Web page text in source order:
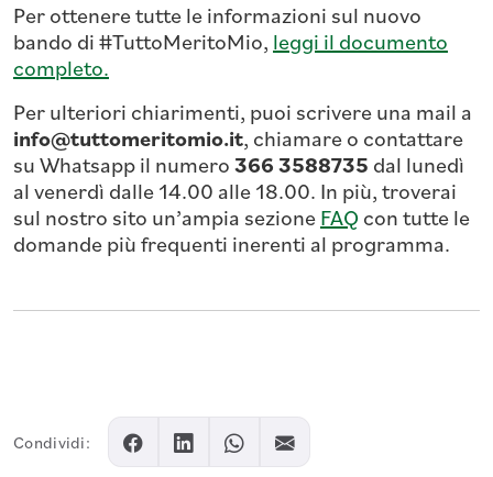
Per ottenere tutte le informazioni sul nuovo
bando di #TuttoMeritoMio, leggi il documento
completo.
Per ulteriori chiarimenti, puoi scrivere una mail a
info@tuttomeritomio.it, chiamare o contattare
su Whatsapp il numero366 3588735 dal lunedì
al venerdì dalle 14.00 alle 18.00. In più, troverai
sul nostro sito un’ampia sezioneFAQcon tutte le
domande più frequenti inerenti al programma.
Condividi: